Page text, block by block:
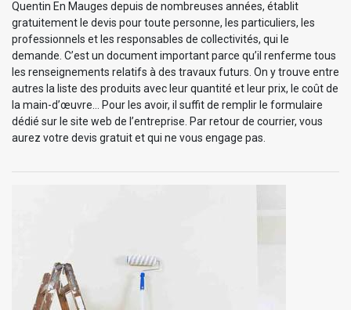
Quentin En Mauges depuis de nombreuses années, établit
gratuitement le devis pour toute personne, les particuliers, les
professionnels et les responsables de collectivités, qui le
demande. C’est un document important parce qu’il renferme tous
les renseignements relatifs à des travaux futurs. On y trouve entre
autres la liste des produits avec leur quantité et leur prix, le coût de
la main-d’œuvre… Pour les avoir, il suffit de remplir le formulaire
dédié sur le site web de l’entreprise. Par retour de courrier, vous
aurez votre devis gratuit et qui ne vous engage pas.